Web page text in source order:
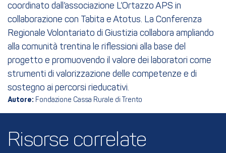
coordinato dall’associazione L’Ortazzo APS in
collaborazione con Tabita e Atotus. La Conferenza
Regionale Volontariato di Giustizia collabora ampliando
alla comunità trentina le riflessioni alla base del
progetto e promuovendo il valore dei laboratori come
strumenti di valorizzazione delle competenze e di
sostegno ai percorsi rieducativi.
Autore: Fondazione Cassa Rurale di Trento
Risorse correlate